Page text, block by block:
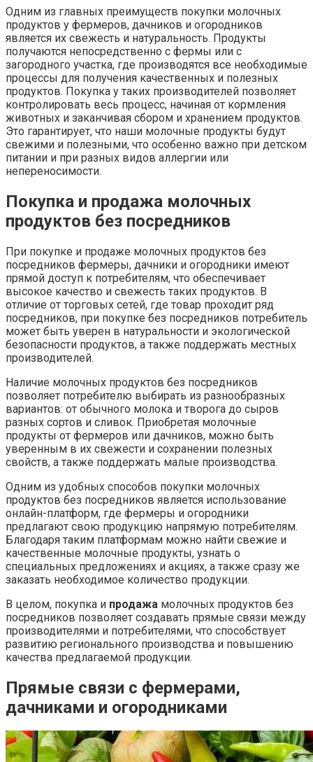
Одним из главных преимуществ покупки молочных
продуктов у фермеров, дачников и огородников
является их свежесть и натуральность. Продукты
получаются непосредственно с фермы или с
загородного участка, где производятся все необходимые
процессы для получения качественных и полезных
продуктов. Покупка у таких производителей позволяет
контролировать весь процесс, начиная от кормления
животных и заканчивая сбором и хранением продуктов.
Это гарантирует, что наши молочные продукты будут
свежими и полезными, что особенно важно при детском
питании и при разных видов аллергии или
непереносимости.
Покупка и продажа молочных
продуктов без посредников
При покупке и продаже молочных продуктов без
посредников фермеры, дачники и огородники имеют
прямой доступ к потребителям, что обеспечивает
высокое качество и свежесть таких продуктов. В
отличие от торговых сетей, где товар проходит ряд
посредников, при покупке без посредников потребитель
может быть уверен в натуральности и экологической
безопасности продуктов, а также поддержать местных
производителей.
Наличие молочных продуктов без посредников
позволяет потребителю выбирать из разнообразных
вариантов: от обычного молока и творога до сыров
разных сортов и сливок. Приобретая молочные
продукты от фермеров или дачников, можно быть
уверенным в их свежести и сохранении полезных
свойств, а также поддержать малые производства.
Одним из удобных способов покупки молочных
продуктов без посредников является использование
онлайн-платформ, где фермеры и огородники
предлагают свою продукцию напрямую потребителям.
Благодаря таким платформам можно найти свежие и
качественные молочные продукты, узнать о
специальных предложениях и акциях, а также сразу же
заказать необходимое количество продукции.
В целом, покупка и продажа молочных продуктов без
посредников позволяет создавать прямые связи между
производителями и потребителями, что способствует
развитию регионального производства и повышению
качества предлагаемой продукции.
Прямые связи с фермерами,
дачниками и огородниками